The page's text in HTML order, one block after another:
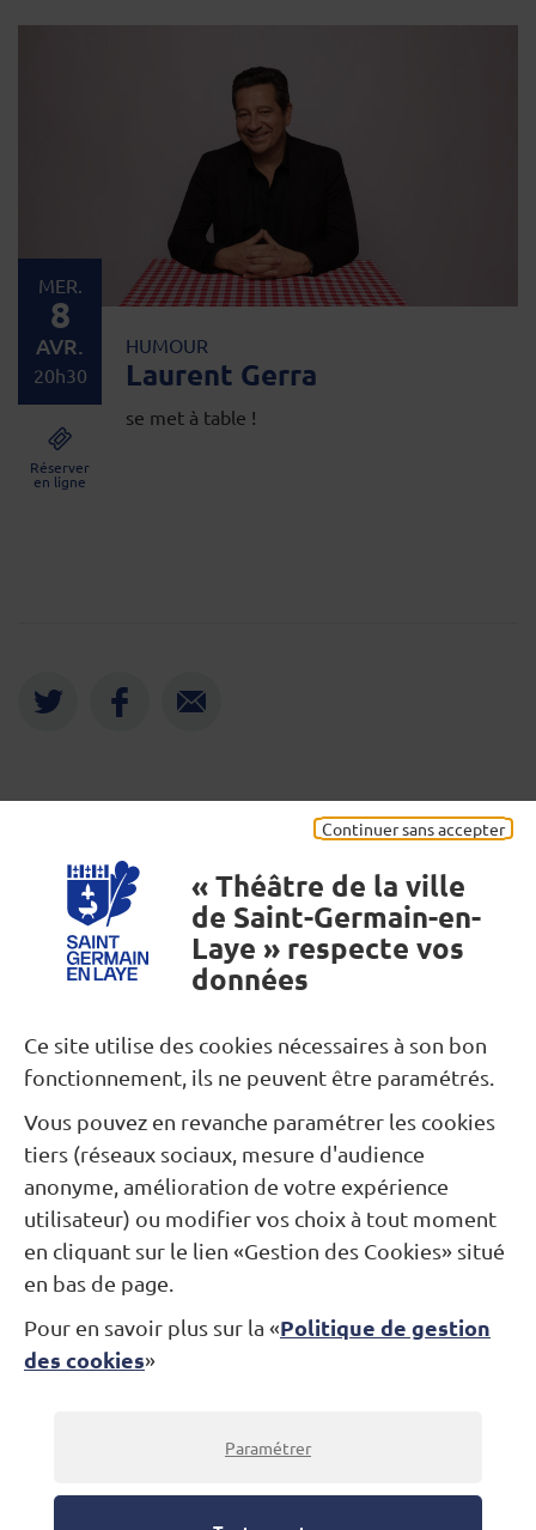
Continuer sans accepter
« Théâtre de la ville
de Saint-Germain-en-
Laye » respecte vos
données
Ce site utilise des cookies nécessaires à son bon
fonctionnement, ils ne peuvent être paramétrés.
Vous pouvez en revanche paramétrer les cookies
tiers (réseaux sociaux, mesure d'audience
anonyme, amélioration de votre expérience
utilisateur) ou modifier vos choix à tout moment
en cliquant sur le lien «Gestion des Cookies» situé
en bas de page.
Pour en savoir plus sur la «Politique de gestion
des cookies»
Paramétrer
HUMOUR
Laurent Gerra
se met à table !
MER.
8
AVR.
20h30
Réserver
en ligne
Nous contacter
Restons connectés...
Newsletter FacebookInstagram
Théâtre Alexandre Dumas
Billetterie : 01 30 87 07 07